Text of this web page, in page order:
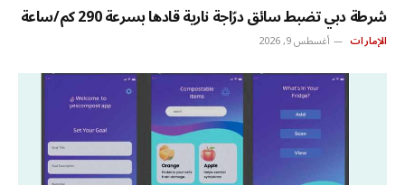
شرطة دبي تضبط سائق درّاجة نارية قادها بسرعة 290 كم/ساعة
الإمارات أغسطس 9, 2026